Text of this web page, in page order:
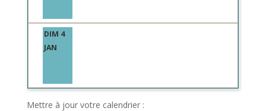
DIM 4
JAN
Mettre à jour votre calendrier :